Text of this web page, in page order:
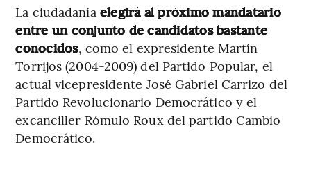
La ciudadanía elegirá al próximo mandatario
entre un conjunto de candidatos bastante
conocidos, como el expresidente Martín
Torrijos (2004-2009) del Partido Popular, el
actual vicepresidente José Gabriel Carrizo del
Partido Revolucionario Democrático y el
excanciller Rómulo Roux del partido Cambio
Democrático.